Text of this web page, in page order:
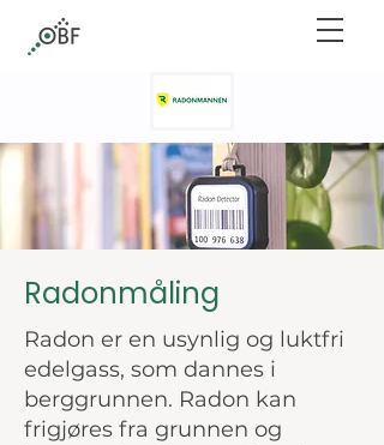
Radonmåling
Radon er en usynlig og luktfri
edelgass, som dannes i
berggrunnen. Radon kan
frigjøres fra grunnen og